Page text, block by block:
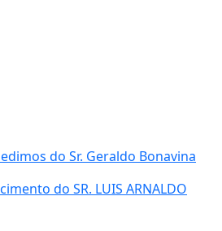
do Sr. Geraldo Bonavina
do SR. LUIS ARNALDO